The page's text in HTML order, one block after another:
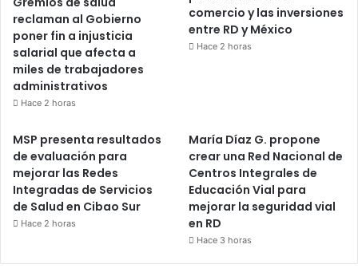
reclaman al Gobierno
poner fin a injusticia
salarial que afecta a
miles de trabajadores
administrativos
Hace 2 horas
comercio y las inversiones
entre RD y México
Hace 2 horas
MSP presenta resultados
de evaluación para
mejorar las Redes
Integradas de Servicios
de Salud en Cibao Sur
Hace 2 horas
María Díaz G. propone
crear una Red Nacional de
Centros Integrales de
Educación Vial para
mejorar la seguridad vial
en RD
Hace 3 horas